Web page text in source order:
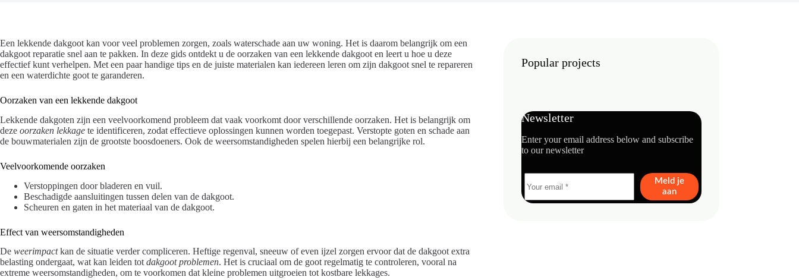
Een lekkende dakgoot kan voor veel problemen zorgen, zoals waterschade aan uw woning. Het is daarom belangrijk om een
dakgoot reparatie snel aan te pakken. In deze gids ontdekt u de oorzaken van een lekkende dakgoot en leert u hoe u deze
effectief kunt verhelpen. Met een paar handige tips en de juiste materialen kan iedereen leren om zijn dakgoot snel te repareren
en een waterdichte goot te garanderen.
Oorzaken van een lekkende dakgoot
Lekkende dakgoten zijn een veelvoorkomend probleem dat vaak voorkomt door verschillende oorzaken. Het is belangrijk om
deze oorzaken lekkage te identificeren, zodat effectieve oplossingen kunnen worden toegepast. Verstopte goten en schade aan
de bouwmaterialen zijn de grootste boosdoeners. Ook de weersomstandigheden spelen hierbij een belangrijke rol.
Veelvoorkomende oorzaken
Verstoppingen door bladeren en vuil.
Beschadigde aansluitingen tussen delen van de dakgoot.
Scheuren en gaten in het materiaal van de dakgoot.
Effect van weersomstandigheden
De weerimpactkan de situatie verder compliceren. Heftige regenval, sneeuw of even ijzel zorgen ervoor dat de dakgoot extra
belasting ondergaat, wat kan leiden tot dakgoot problemen. Het is cruciaal om de goot regelmatig te controleren, vooral na
extreme weersomstandigheden, om te voorkomen dat kleine problemen uitgroeien tot kostbare lekkages.
Popular projects
Newsletter
Enter your email address below and subscribe
to our newsletter
Meld je
aan